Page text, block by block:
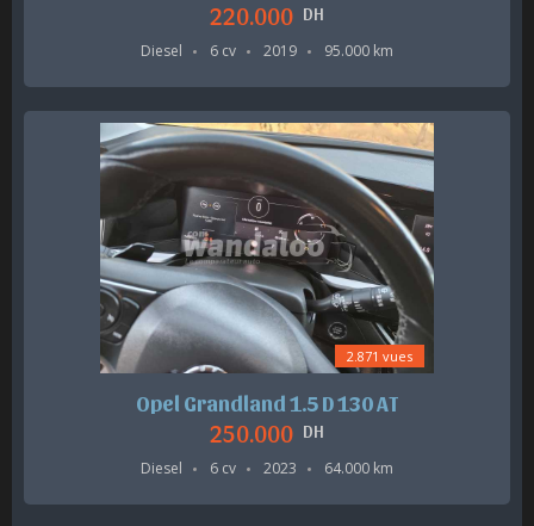
220.000 DH
Diesel 6 cv 2019 95.000 km
2.871 vues
Opel Grandland 1.5 D 130 AT
250.000 DH
Diesel 6 cv 2023 64.000 km